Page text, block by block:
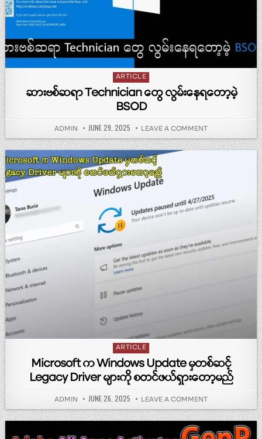
Posted in
ARTICLE
ဆားဗစ်ဆရာ‌ Technician တွေ လွမ်းနေရတော့မဲ့
BSOD
AUTHOR:
ADMIN PUBLISHED DATE:
JUNE 29, 2025 LEAVE A COMMENTON ဆားဗစ်ဆရာ‌
Posted in
ARTICLE
Microsoft က Windows Update မှတစ်ဆင့်
Legacy Driver များကို စတင်ဖယ်ရှားတော့မည်
AUTHOR:
ADMIN PUBLISHED DATE:
JUNE 26, 2025 LEAVE A COMMENTON